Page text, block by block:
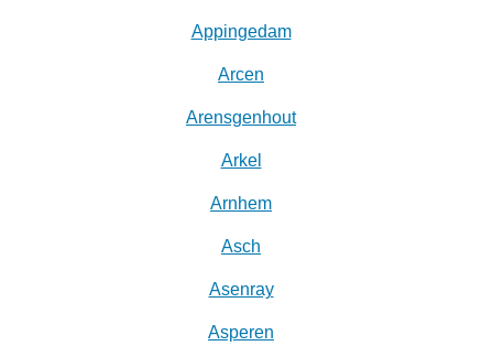
Appingedam
Arcen
Arensgenhout
Arkel
Arnhem
Asch
Asenray
Asperen